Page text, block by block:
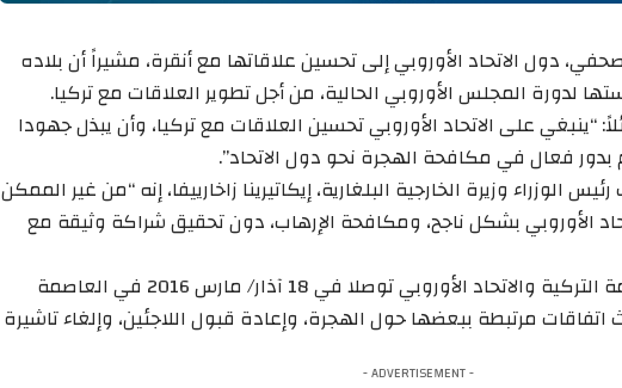
دول الاتحاد الأوروبي إلى تحسين علاقاتها مع أنقرة، مشيراً أن بلاده
لدورة المجلس الأوروبي الحالية، من أجل تطوير العلاقات مع تركيا.
“ينبغي على الاتحاد الأوروبي تحسين العلاقات مع تركيا، وأن يبذل جهودا
بدور فعال في مكافحة الهجرة نحو دول الاتحاد”.
الوزراء وزيرة الخارجية البلغارية، إيكاتيرينا زاخارييفا، إنه “من غير الممكن
الأوروبي بشكل ناجح، ومكافحة الإرهاب، دون تحقيق شراكة وثيقة مع
تجدر الإشارة إلى أن الحكومة التركية والاتحاد الأوروبي توصلا في 18 آذار/ مارس 2016 في العاصمة
اتفاقات مرتبطة ببعضها حول الهجرة، وإعادة قبول اللاجئين، وإلغاء تاشيرة
- ADVERTISEMENT -